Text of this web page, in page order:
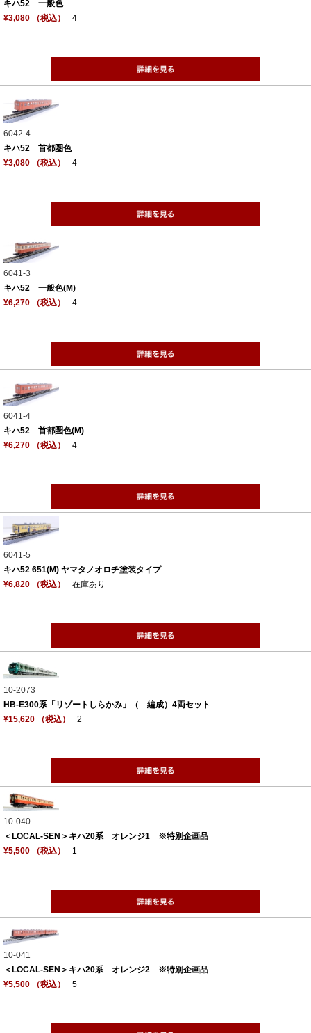
キハ52 一般色
¥3,080 （税込）
4
6042-4
キハ52 首都圏色
¥3,080 （税込）
4
6041-3
キハ52 一般色(M)
¥6,270 （税込）
4
6041-4
キハ52 首都圏色(M)
¥6,270 （税込）
4
6041-5
キハ52 651(M) ヤマタノオロチ塗装タイプ
¥6,820 （税込）
在庫あり
10-2073
HB-E300系「リゾートしらかみ」（ 編成）4両セット
¥15,620 （税込）
2
10-040
＜LOCAL‐SEN＞キハ20系 オレンジ1 ※特別企画品
¥5,500 （税込）
1
10-041
＜LOCAL‐SEN＞キハ20系 オレンジ2 ※特別企画品
¥5,500 （税込）
5